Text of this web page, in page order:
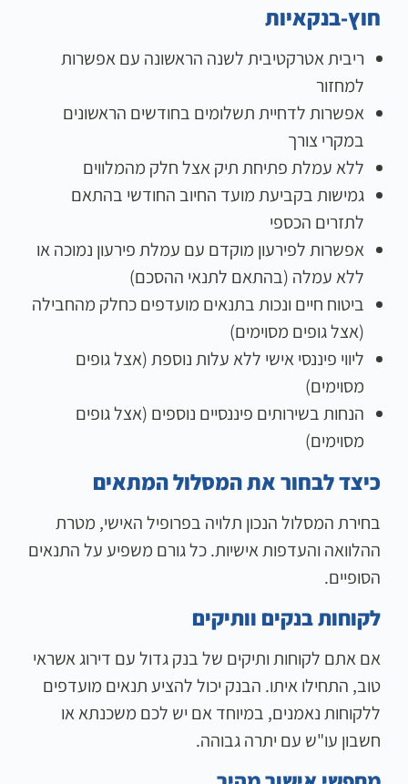
חוץ-בנקאיות
ריבית אטרקטיבית לשנה הראשונה עם אפשרות
למחזור
אפשרות לדחיית תשלומים בחודשים הראשונים
במקרי צורך
ללא עמלת פתיחת תיק אצל חלק מהמלווים
גמישות בקביעת מועד החיוב החודשי בהתאם
לתזרים הכספי
אפשרות לפירעון מוקדם עם עמלת פירעון נמוכה או
ללא עמלה (בהתאם לתנאי ההסכם)
ביטוח חיים ונכות בתנאים מועדפים כחלק מהחבילה
(אצל גופים מסוימים)
ליווי פיננסי אישי ללא עלות נוספת (אצל גופים
מסוימים)
הנחות בשירותים פיננסיים נוספים (אצל גופים
מסוימים)
כיצד לבחור את המסלול המתאים
בחירת המסלול הנכון תלויה בפרופיל האישי, מטרת
ההלוואה והעדפות אישיות. כל גורם משפיע על התנאים
הסופיים.
לקוחות בנקים וותיקים
אם אתם לקוחות ותיקים של בנק גדול עם דירוג אשראי
טוב, התחילו איתו. הבנק יכול להציע תנאים מועדפים
ללקוחות נאמנים, במיוחד אם יש לכם משכנתא או
חשבון עו"ש עם יתרה גבוהה.